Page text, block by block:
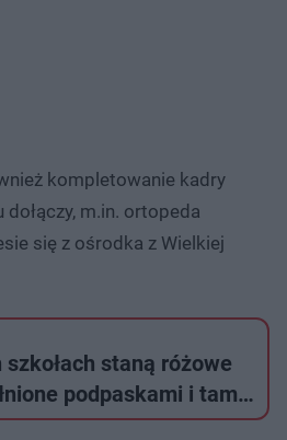
kompletowanie kadry
dołączy, m.in. ortopeda
się z ośrodka z Wielkiej
staną różowe
podpaskami i tam…